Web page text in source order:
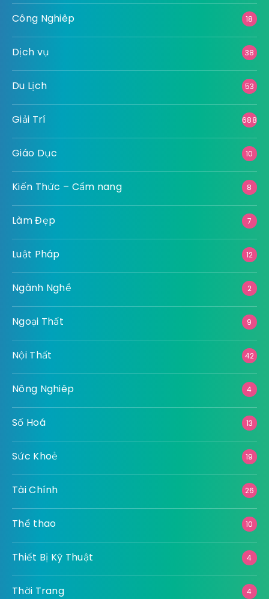
Công Nghiêp 18
Dịch vụ 38
Du Lịch 53
Giải Trí 688
Giáo Dục 10
Kiến Thức – Cẩm nang 8
Làm Đẹp 7
Luật Pháp 12
Ngành Nghề 2
Ngoại Thất 9
Nội Thất 42
Nông Nghiêp 4
Số Hoá 13
Sức Khoẻ 19
Tài Chính 26
Thể thao 10
Thiết Bị Kỹ Thuật 4
Thời Trang 4